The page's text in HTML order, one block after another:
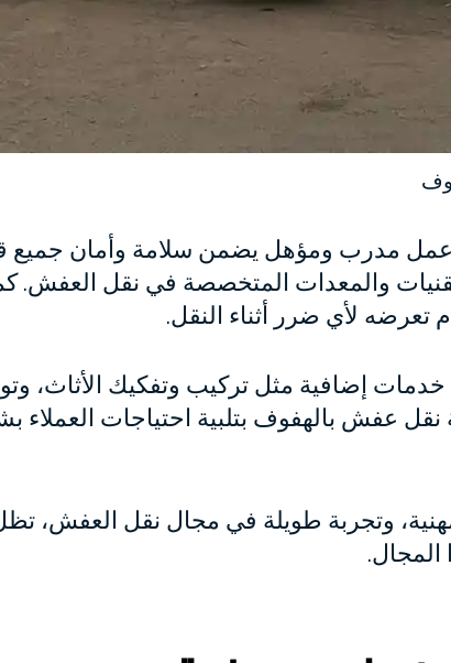
مدرب ومؤهل يضمن سلامة وأمان جميع
والمعدات المتخصصة في نقل العفش.
لأي ضرر أثناء النقل.
خدمات إضافية مثل تركيب وتفكيك الأثاث،
عفش بالهفوف بتلبية احتياجات
وتجربة طويلة في مجال نقل العفش،